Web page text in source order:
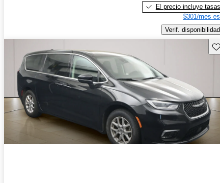
El precio incluye tasas
$301/mes
Verif. disponibilidad